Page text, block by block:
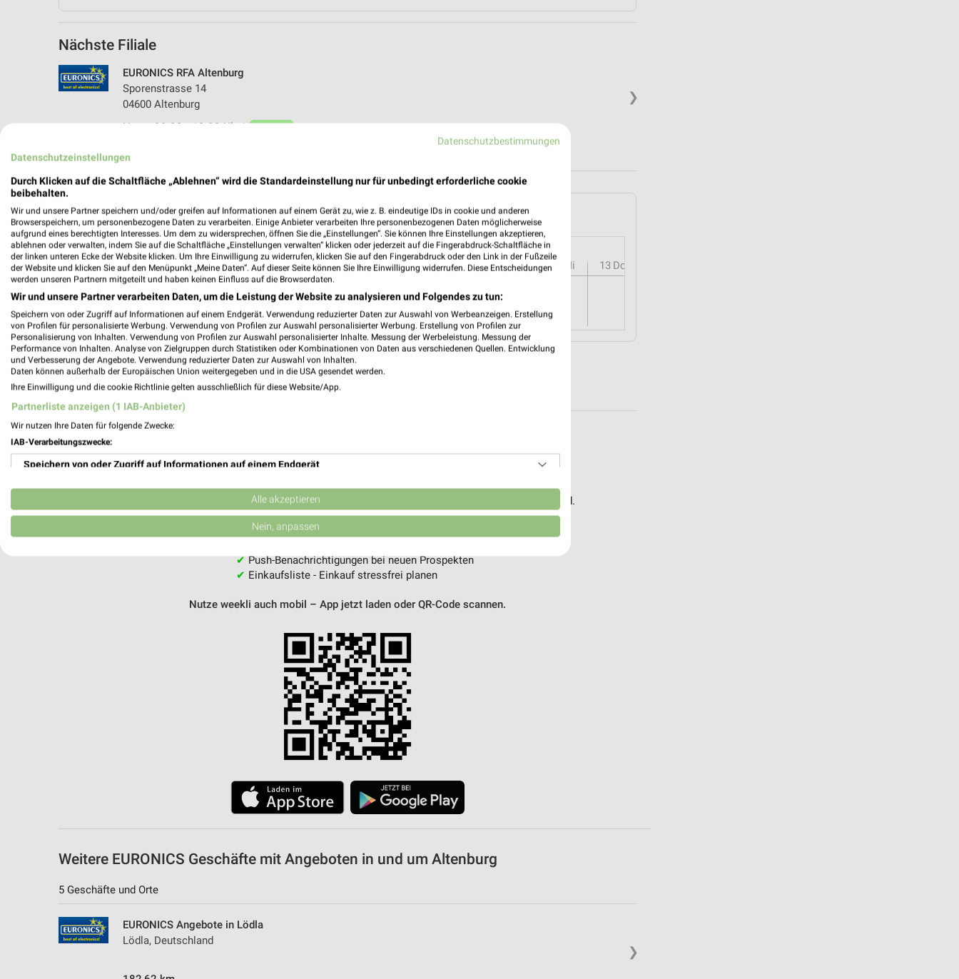
Nächste Filiale
❯
EURONICS RFA Altenburg
Sporenstrasse 14
04600 Altenburg
Heute 09:00 - 12:00 Uhr | Geöffnet
Angebote-Kalender für EURONICS in Altenburg und Umgebung
Aug.
03 Mo 04Di 05 Mi 06 Do 07 Fr 08 Sa 09So 10Mo 11Di 12 Mi 13 Do
EURONICS - Angebote ab 29.07.
MEHR PROSPEKTE
Alle EURONICS Angebote immer griffbereit – mit der kostenlosen weekli App für iOS & Android.
Standortgenaue Angebote
✔Push-Benachrichtigungen bei neuen Prospekten
✔ Einkaufsliste - Einkauf stressfrei planen
Nutze weekli auch mobil – App jetzt laden oder QR-Code scannen.
Weitere EURONICS Geschäfte mit Angeboten in und um Altenburg
5 Geschäfte und Orte
❯
EURONICS Angebote in Lödla
Lödla, Deutschland
Datenschutzbestimmungen
Datenschutzeinstellungen
Durch Klicken auf die Schaltfläche „Ablehnen“ wird die Standardeinstellung nur für unbedingt erforderliche cookie
beibehalten.
Wir und unsere Partner speichern und/oder greifen auf Informationen auf einem Gerät zu, wie z. B. eindeutige IDs in cookie und anderen
Browserspeichern, um personenbezogene Daten zu verarbeiten. Einige Anbieter verarbeiten Ihre personenbezogenen Daten möglicherweise
aufgrund eines berechtigten Interesses. Um dem zu widersprechen, öffnen Sie die „Einstellungen“. Sie können Ihre Einstellungen akzeptieren,
ablehnen oder verwalten, indem Sie auf die Schaltfläche „Einstellungen verwalten“ klicken oder jederzeit auf die Fingerabdruck-Schaltfläche in
der linken unteren Ecke der Website klicken. Um Ihre Einwilligung zu widerrufen, klicken Sie auf den Fingerabdruck oder den Link in der Fußzeile
der Website und klicken Sie auf den Menüpunkt „Meine Daten“. Auf dieser Seite können Sie Ihre Einwilligung widerrufen. Diese Entscheidungen
werden unseren Partnern mitgeteilt und haben keinen Einfluss auf die Browserdaten.
Wir und unsere Partner verarbeiten Daten, um die Leistung der Website zu analysieren und Folgendes zu tun:
Speichern von oder Zugriff auf Informationen auf einem Endgerät. Verwendung reduzierter Daten zur Auswahl von Werbeanzeigen. Erstellung
von Profilen für personalisierte Werbung. Verwendung von Profilen zur Auswahl personalisierter Werbung. Erstellung von Profilen zur
Personalisierung von Inhalten. Verwendung von Profilen zur Auswahl personalisierter Inhalte. Messung der Werbeleistung. Messung der
Performance von Inhalten. Analyse von Zielgruppen durch Statistiken oder Kombinationen von Daten aus verschiedenen Quellen. Entwicklung
und Verbesserung der Angebote. Verwendung reduzierter Daten zur Auswahl von Inhalten.
Daten können außerhalb der Europäischen Union weitergegeben und in die USA gesendet werden.
Ihre Einwilligung und die cookie Richtlinie gelten ausschließlich für diese Website/App.
Partnerliste anzeigen (1 IAB-Anbieter)
Wir nutzen Ihre Daten für folgende Zwecke:
IAB-Verarbeitungszwecke:
Speichern von oder Zugriff auf Informationen auf einem Endgerät
Verwendung reduzierter Daten zur Auswahl von Werbeanzeigen
Erstellung von Profilen für personalisierte Werbung
Erstellung von Profilen zur Personalisierung von Inhalten
Verwendung von Profilen zur Auswahl personalisierter Inhalte
Analyse von Zielgruppen durch Statistiken oder Kombinationen von Daten aus verschiedenen
Nicht-IAB-Verarbeitungszwecke:
Notwendig
Performance
Alle akzeptieren
Nein, anpassen